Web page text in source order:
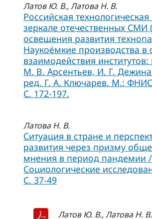
Латов Ю. В., Латова Н. В.
Российская
зеркале отечественных СМИ
освещения развития
Наукоёмкие производства в
взаимодействия
М. В. Арсентьев, И. Г.
ред. Г. А. Ключарев. М.:
С. 172-197.
Латова Н. В.
Ситуация в стране и
развития через призму
мнения в период пандемии
Социологические
C. 37-49
Латов Ю. В., Латова Н. В.